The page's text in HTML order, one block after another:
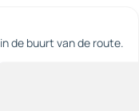
de buurt van de route.